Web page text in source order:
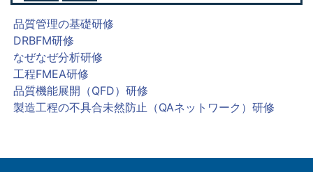
品質管理の基礎研修
DRBFM研修
なぜなぜ分析研修
工程FMEA研修
品質機能展開（QFD）研修
製造工程の不具合未然防止（QAネットワーク）研修